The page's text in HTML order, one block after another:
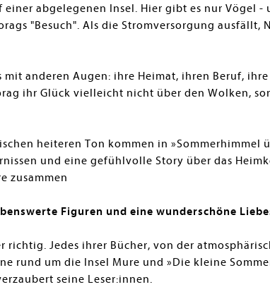
abgelegenen Insel. Hier gibt es nur Vögel -
"Besuch". Als die Stromversorgung ausfällt,
anderen Augen: ihre Heimat, ihren Beruf,
ihr Glück vielleicht nicht über den Wolken,
heiteren Ton kommen in »Sommerhimmel
und eine gefühlvolle Story über das
zusammen
Figuren und eine wunderschöne
Jedes ihrer Bücher, von der
rund um die Insel Mure und »Die kleine
seine Leser:innen.